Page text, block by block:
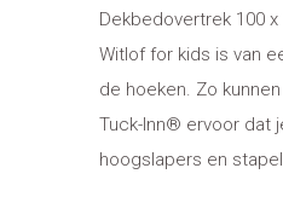
Dekbedovertrek 100
Witlof for kids is van
de hoeken. Zo
Tuck-Inn® ervoor dat
hoogslapers en